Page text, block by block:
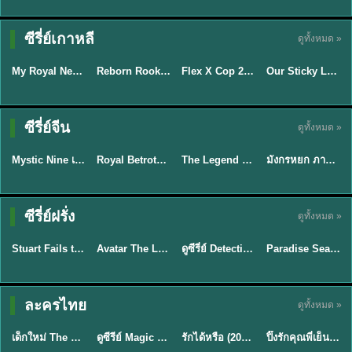
ซีรี่ย์เกาหลี ดูทั้งหมด »
★ 8.9
ซับไทย
My Royal Nemesis ศัตรูหัวใจ นางร้ายวังหลวง (2026) พากย์ไทย ซับไทย EP.1-14 ★8.1 Reborn Rookie มือใหม่หัดแค้น (2026) พากย์ไทย ซับไทย EP.1-12 ★8 Flex X Cop 2 คุณชายสายสืบ ซีซั่น 2 (2026) พากย์ไทย ซับไทย EP.1-14 ★6
ซับไทย
Our Sticky Love รักติดหนึบ (2026) พากย์ไทย ซับไทย EP.1-12
ซีรี่ย์จีน ดูทั้งหมด »
★9
พากย์ไทย/ซับ
ไทย
Mystic Nine เก้าสกุล (2026) พากย์ไทย ซับไทย EP.1-30 ★9 Royal Betrothal (2026) สัญญาวิวาห์แห่งราชวงศ์ พากย์ไทย ซับไทย EP1-32 ★8.5 The Legend of ShenLi ปฐพีไร้พ่าย (2024) พากย์ไทย ซับไทย EP.1-39 ★8
พากย์ไทย
มังกรหยก ภาคมารบูรพาและพิษประจิม Duel on Mount Hua พากย์ไทย
ซีรี่ย์ฝรั่ง ดูทั้งหมด »
★9.3
พากย์ไทย
Stuart Fails to Save the Universe สจ๊วตล่มแผนกู้จักรวาล (2026) พากย์ไทย ซับไทย EP.1-10 ★7.8 EP.7Avatar The Last Airbender 2 เณรน้อยเจ้าอภินิหาร พากย์ไทย EP.9ดูซีรี่ย์ Detective Hole (2026) พากย์ไทย HD ฟรี อัปเดตล่าสุด Netflix EP.8
พากย์ไทย
Paradise Season 2 (2026) พากย์ไทย EP1-8 ดูซีรี่ย์ฝรั่ง HD ครบทุกตอน
ละครไทย ดูทั้งหมด »
★ 8 EP.6
พากย์ไทย
เด็กใหม่ The Reset 2026 EP1-6 พากย์ไทย ดูซีรี่ย์ Netflix ล่าสุด HD ดูซีรีย์ Magic Move (2026) ทำนายทายรัก Thai EP.1-10 HD รักได้หรือ (2026) YOUNG Let's Begin Again พากย์ไทย EP.1-19 ★8
พากย์ไทย
ปิ๊งรักคุณพี่เย็นชา (2026) Frozen Valentine EP.1-10 (จบ)